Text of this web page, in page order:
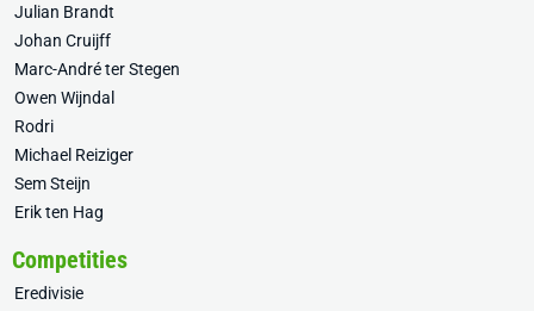
Julian Brandt
Johan Cruijff
Marc-André ter Stegen
Owen Wijndal
Rodri
Michael Reiziger
Sem Steijn
Erik ten Hag
Competities
Eredivisie